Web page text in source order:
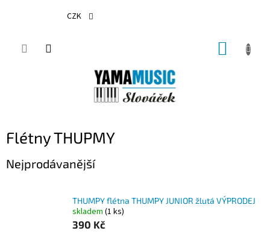
CZK
Flétny THUPMY
Nejprodávanější
THUMPY flétna THUMPY JUNIOR žlutá VÝPRODEJ
skladem (1 ks)
390 Kč